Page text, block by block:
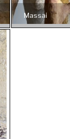
Massai